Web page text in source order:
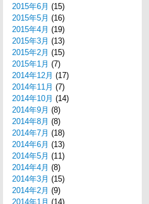
2015年6月 (15)
2015年5月 (16)
2015年4月 (19)
2015年3月 (13)
2015年2月 (15)
2015年1月 (7)
2014年12月 (17)
2014年11月 (7)
2014年10月 (14)
2014年9月 (8)
2014年8月 (8)
2014年7月 (18)
2014年6月 (13)
2014年5月 (11)
2014年4月 (8)
2014年3月 (15)
2014年2月 (9)
2014年1月 (14)